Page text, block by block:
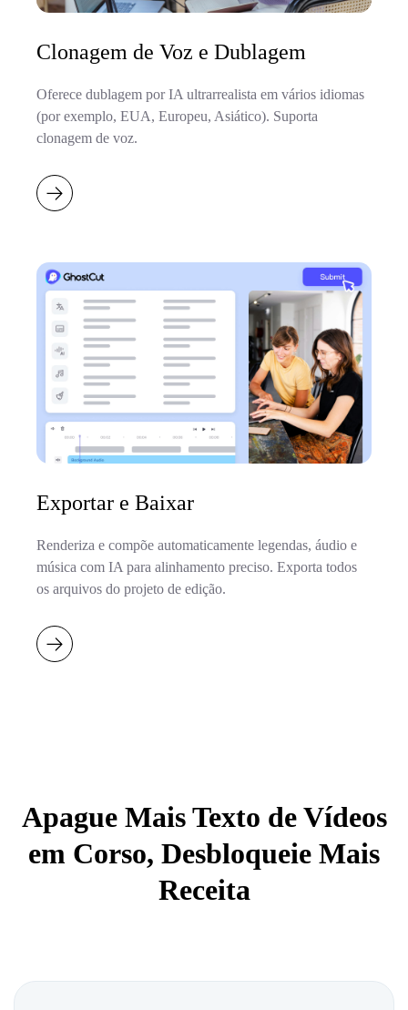
Clonagem de Voz e Dublagem
Oferece dublagem por IA ultrarrealista em vários idiomas
(por exemplo, EUA, Europeu, Asiático). Suporta
clonagem de voz.
Exportar e Baixar
Renderiza e compõe automaticamente legendas, áudio e
música com IA para alinhamento preciso. Exporta todos
os arquivos do projeto de edição.
Apague Mais Texto de Vídeos
em Corso, Desbloqueie Mais
Receita